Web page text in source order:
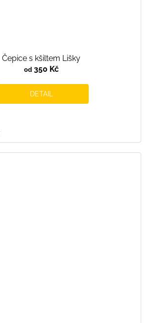
Čepice s kšiltem Lišky
od350 Kč
DETAIL